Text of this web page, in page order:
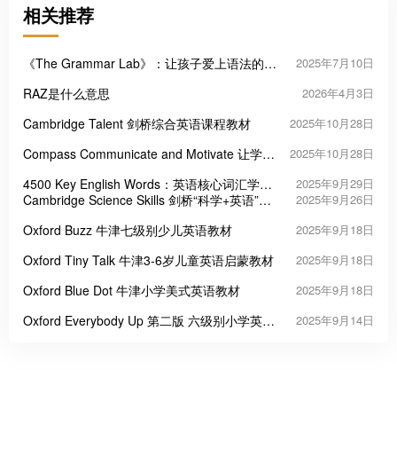
相关推荐
《The Grammar Lab》：让孩子爱上语法的三
2025年7月10日
RAZ是什么意思 2026年4月3日
Cambridge Talent 剑桥综合英语课程教材 2025年10月28日
Compass Communicate and Motivate 让学习
2025年10月28日
4500 Key English Words：英语核心词汇学习
的高效工具
2025年9月29日
Cambridge Science Skills 剑桥“科学+英语”跨
2025年9月26日
Oxford Buzz 牛津七级别少儿英语教材 2025年9月18日
Oxford Tiny Talk 牛津3-6岁儿童英语启蒙教材 2025年9月18日
Oxford Blue Dot 牛津小学美式英语教材 2025年9月18日
Oxford Everybody Up 第二版 六级别小学英语
2025年9月14日